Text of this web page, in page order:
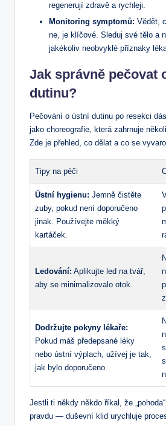
regenerují zdravě a rychleji.
Monitoring symptomů: Vědět,
ne, je klíčové. Sleduj své tělo a
jakékoliv neobvyklé příznaky
Jak správně pečovat
dutinu?
Pečování o ústní dutinu po resekci
jako choreografie, která zahrnuje
Zde je přehled, co dělat a co se
Tipy na péči
Ústní hygienu: Jemně čistěte
zuby, pokud není doporučeno
jinak. Používejte měkký
kartáček.
Ledování: Aplikujte led na tvář,
aby se minimalizovalo otok.
Dodržujte pokyny lékaře:
Pokud máš předepsané léky
nebo ústní výplach, užívej je tak,
jak bylo doporučeno.
Jestli ti někdy někdo říkal, že
pravdu — duševní klid urychluje